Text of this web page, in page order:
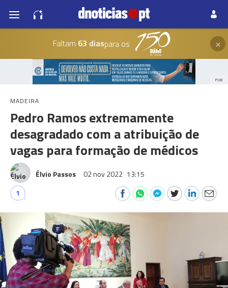
Faltam 63 diaspara os ×
PUB
MADEIRA
Pedro Ramos extremamente
desagradado com a atribuição de
vagas para formação de médicos
Élvio Passos 02 nov 2022 13:15
1